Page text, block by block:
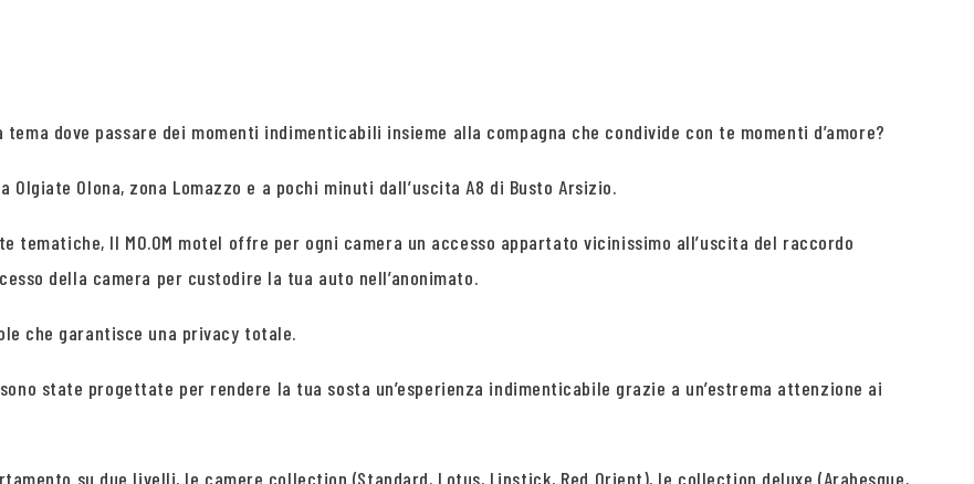
dove passare dei momenti indimenticabili insieme alla compagna che condivide con te momenti d’amore?
Olgiate Olona, zona Lomazzo e a pochi minuti dall’uscita A8 di Busto Arsizio.
tematiche, Il MO.OM motel offre per ogni camera un accesso appartato vicinissimo all’uscita del raccordo
della camera per custodire la tua auto nell’anonimato.
che garantisce una privacy totale.
state progettate per rendere la tua sosta un’esperienza indimenticabile grazie a un’estrema attenzione ai
su due livelli, le camere collection (Standard, Lotus, Lipstick, Red Orient), le collection deluxe (Arabesque,